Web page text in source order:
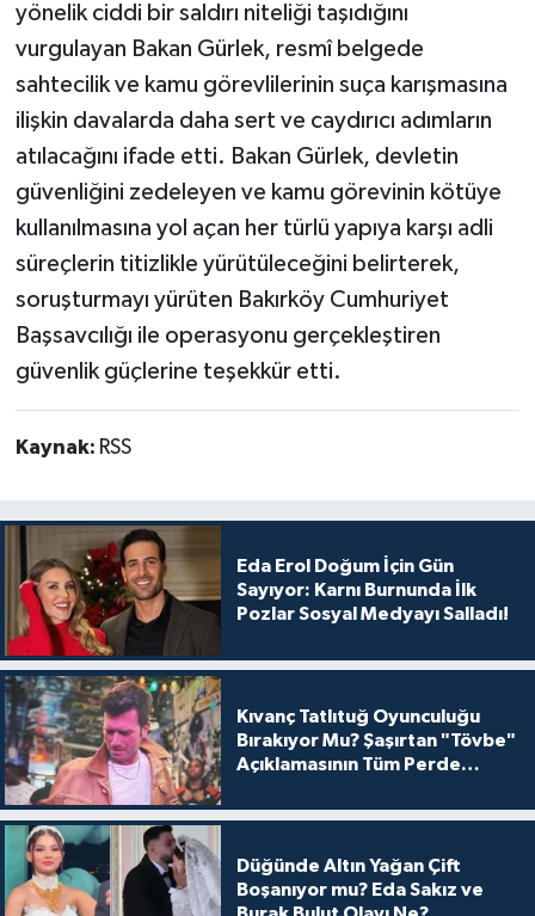
yönelik ciddi bir saldırı niteliği taşıdığını
vurgulayan Bakan Gürlek, resmî belgede
sahtecilik ve kamu görevlilerinin suça karışmasına
ilişkin davalarda daha sert ve caydırıcı adımların
atılacağını ifade etti. Bakan Gürlek, devletin
güvenliğini zedeleyen ve kamu görevinin kötüye
kullanılmasına yol açan her türlü yapıya karşı adli
süreçlerin titizlikle yürütüleceğini belirterek,
soruşturmayı yürüten Bakırköy Cumhuriyet
Başsavcılığı ile operasyonu gerçekleştiren
güvenlik güçlerine teşekkür etti.
Kaynak: RSS
Eda Erol Doğum İçin Gün
Sayıyor: Karnı Burnunda İlk
Pozlar Sosyal Medyayı Salladı!
Kıvanç Tatlıtuğ Oyunculuğu
Bırakıyor Mu? Şaşırtan "Tövbe"
Açıklamasının Tüm Perde
Düğünde Altın Yağan Çift
Boşanıyor mu? Eda Sakız ve